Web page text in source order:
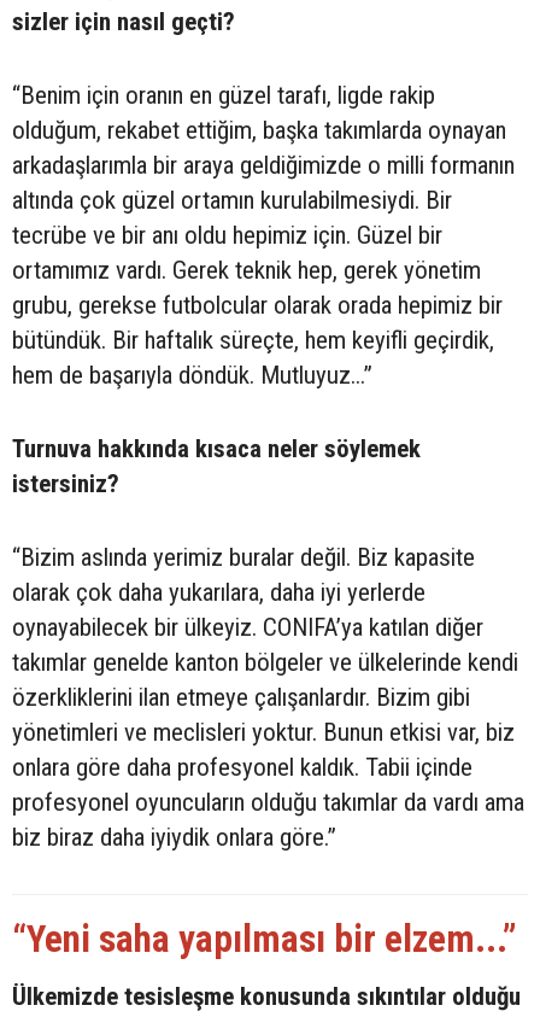
sizler için nasıl geçti?
“Benim için oranın en güzel tarafı, ligde rakip
olduğum, rekabet ettiğim, başka takımlarda oynayan
arkadaşlarımla bir araya geldiğimizde o milli formanın
altında çok güzel ortamın kurulabilmesiydi. Bir
tecrübe ve bir anı oldu hepimiz için. Güzel bir
ortamımız vardı. Gerek teknik hep, gerek yönetim
grubu, gerekse futbolcular olarak orada hepimiz bir
bütündük. Bir haftalık süreçte, hem keyifli geçirdik,
hem de başarıyla döndük. Mutluyuz...”
Turnuva hakkında kısaca neler söylemek
istersiniz?
“Bizim aslında yerimiz buralar değil. Biz kapasite
olarak çok daha yukarılara, daha iyi yerlerde
oynayabilecek bir ülkeyiz. CONIFA’ya katılan diğer
takımlar genelde kanton bölgeler ve ülkelerinde kendi
özerkliklerini ilan etmeye çalışanlardır. Bizim gibi
yönetimleri ve meclisleri yoktur. Bunun etkisi var, biz
onlara göre daha profesyonel kaldık. Tabii içinde
profesyonel oyuncuların olduğu takımlar da vardı ama
biz biraz daha iyiydik onlara göre.”
“Yeni saha yapılması bir elzem...”
Ülkemizde tesisleşme konusunda sıkıntılar olduğu